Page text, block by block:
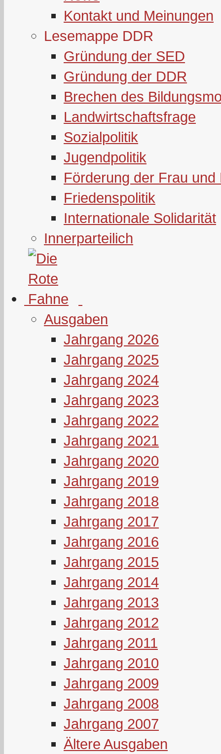
Kontakt und Meinungen
Lesemappe DDR
Gründung der SED
Gründung der DDR
Brechen des
Landwirtschaftsfrage
Sozialpolitik
Jugendpolitik
Förderung der Frau und
Friedenspolitik
Internationale Solidarität
Innerparteilich
Ausgaben
Jahrgang 2026
Jahrgang 2025
Jahrgang 2024
Jahrgang 2023
Jahrgang 2022
Jahrgang 2021
Jahrgang 2020
Jahrgang 2019
Jahrgang 2018
Jahrgang 2017
Jahrgang 2016
Jahrgang 2015
Jahrgang 2014
Jahrgang 2013
Jahrgang 2012
Jahrgang 2011
Jahrgang 2010
Jahrgang 2009
Jahrgang 2008
Jahrgang 2007
Ältere Ausgaben